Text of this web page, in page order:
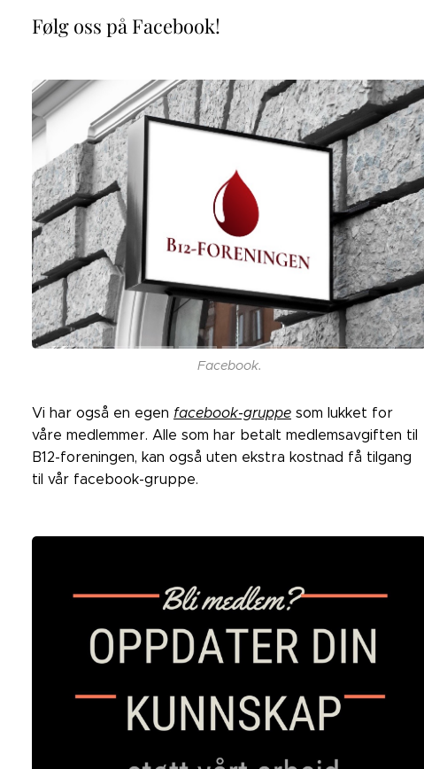
Følg oss på Facebook!
Facebook.
Vi har også en egen facebook-gruppe som lukket for
våre medlemmer. Alle som har betalt medlemsavgiften til
B12-foreningen, kan også uten ekstra kostnad få tilgang
til vår facebook-gruppe.